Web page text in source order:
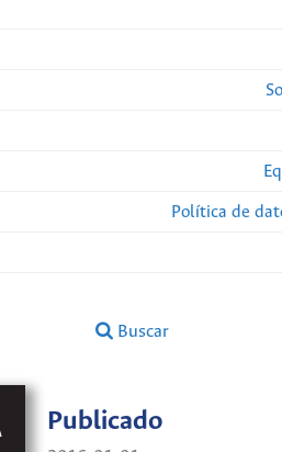
Política de
Buscar
Publicado